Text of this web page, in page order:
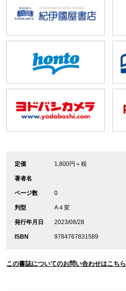
定価 1,800円＋税
著者名
ページ数 0
判型 A４変
発行年月日 2023/08/28
ISBN 9784767831589
この書誌についてのお問い合わせはこちら